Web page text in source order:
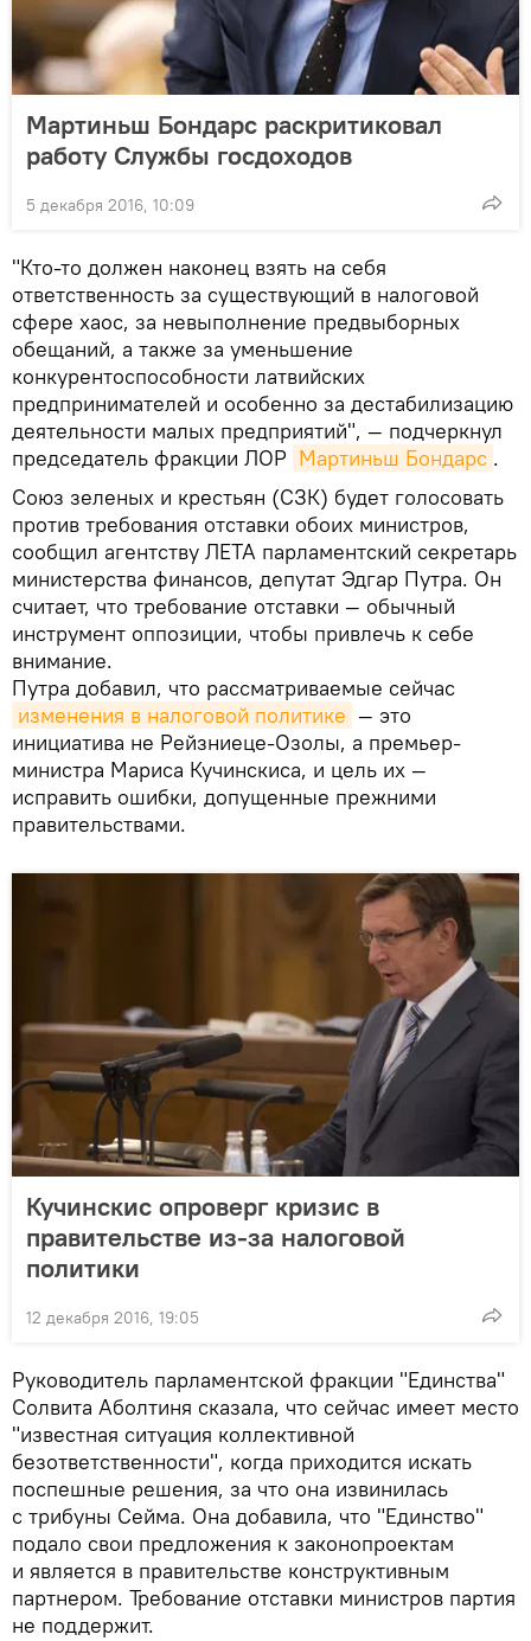
Мартиньш Бондарс раскритиковал
работу Службы госдоходов
5 декабря 2016, 10:09
"Кто-то должен наконец взять на себя
ответственность за существующий в налоговой
сфере хаос, за невыполнение предвыборных
обещаний, а также за уменьшение
конкурентоспособности латвийских
предпринимателей и особенно за дестабилизацию
деятельности малых предприятий", — подчеркнул
председатель фракции ЛОР Мартиньш Бондарс .
Союз зеленых и крестьян (СЗК) будет голосовать
против требования отставки обоих министров,
сообщил агентству ЛЕТА парламентский секретарь
министерства финансов, депутат Эдгар Путра. Он
считает, что требование отставки — обычный
инструмент оппозиции, чтобы привлечь к себе
внимание.
Путра добавил, что рассматриваемые сейчас
изменения в налоговой политике — это
инициатива не Рейзниеце-Озолы, а премьер-
министра Мариса Кучинскиса, и цель их —
исправить ошибки, допущенные прежними
правительствами.
Кучинскис опроверг кризис в
правительстве из-за налоговой
политики
12 декабря 2016, 19:05
Руководитель парламентской фракции "Единства"
Солвита Аболтиня сказала, что сейчас имеет место
"известная ситуация коллективной
безответственности", когда приходится искать
поспешные решения, за что она извинилась
с трибуны Сейма. Она добавила, что "Единство"
подало свои предложения к законопроектам
и является в правительстве конструктивным
партнером. Требование отставки министров партия
не поддержит.